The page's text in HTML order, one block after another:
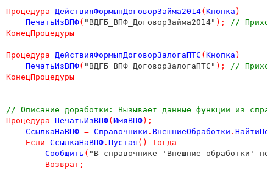
Процедура ДействияФормыпДоговорЗайма2014( Кнопка )
ПечатьИзВПФ( "ВДГБ_ВПФ_ДоговорЗайма2014" );
//
КонецПроцедуры
Процедура ДействияФормыпДоговорЗалогаПТС ( Кнопка )
ПечатьИзВПФ( "ВДГБ_ВПФ_ДоговорЗалогаПТС" );
//
КонецПроцедуры
// Описание доработки: Вызывает данные функции из
Процедура ПечатьИзВПФ( ИмяВПФ);
СсылкаНаВПФ = Справочники . ВнешниеОбработки .
Если СсылкаНаВПФ . Пустая ()
Тогда
Сообщить ( "В справочнике 'Внешние обработки'
Возврат ;